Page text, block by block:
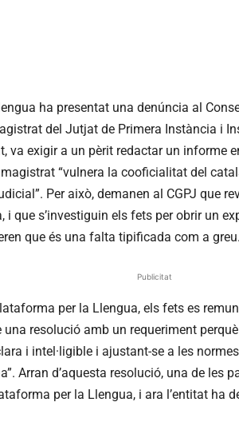
ha presentat una denúncia al
del Jutjat de Primera Instància i
va exigir a un pèrit redactar un informe
“vulnera la cooficialitat del
Per això, demanen al CGPJ que
i que s’investiguin els fets per obrir un
que és una falta tipificada com a greu.
Publicitat
per la Llengua, els fets es
resolució amb un requeriment
i intel·ligible i ajustant-se a les
Arran d’aquesta resolució, una de les
per la Llengua, i ara l’entitat ha